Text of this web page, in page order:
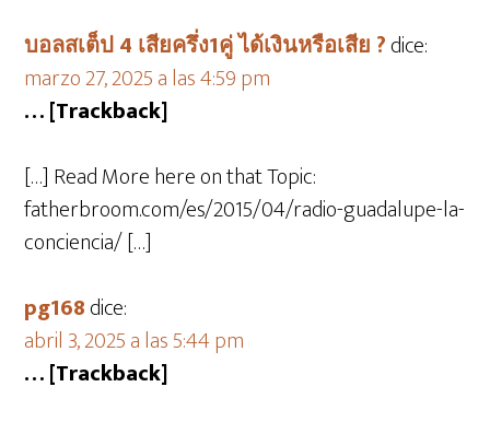
บอลสเต็ป 4 เสียครึ่ง1คู่ ได้เงินหรือเสีย ?dice:
marzo 27, 2025 a las 4:59 pm
… [Trackback]
[…] Read More here on that Topic:
fatherbroom.com/es/2015/04/radio-guadalupe-la-
conciencia/ […]
pg168dice:
abril 3, 2025 a las 5:44 pm
… [Trackback]